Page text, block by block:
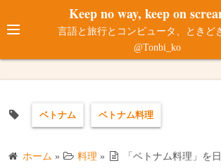
ン
ン
ツ
ス
ッ
Keep no way, keep on
言語と旅行とコンピュータ、ときど
@Tonbi_ko
ベトナム ベトナム料理
ホーム » 料理 »
「ベトナム料理」を